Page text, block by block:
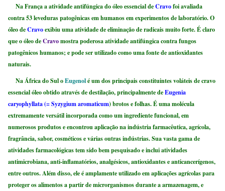
Na França a atividade antifúngica do óleo essencial deCravofoi avaliada
contra 53 leveduras patogênicas em humanos em experimentos de laboratório. O
óleo deCravoexibiu uma atividade de eliminação de radicais muito forte. É claro
que o óleo deCravomostra poderosa atividade antifúngica contra fungos
patogênicos humanos; e pode ser utilizado como uma fonte de antioxidantes
naturais.
Na África do Sul oEugenolé um dos principais constituintes voláteis de cravo
essencial óleo obtido através de destilação, principalmente deEugenia
caryophyllata (= Syzygium aromaticum) brotos e folhas. É uma molécula
extremamente versátil incorporada como um ingrediente funcional, em
numerosos produtos e encontrou aplicação na indústria farmacêutica, agrícola,
fragrância, sabor, cosméticos e várias outras indústrias. Sua vasta gama de
atividades farmacológicas tem sido bem pesquisado e inclui atividades
antimicrobiana, anti-inflamatórios, analgésicos, antioxidantes e anticancerígenos,
entre outros. Além disso, ele é amplamente utilizado em aplicações agrícolas para
proteger os alimentos a partir de microrganismos durante a armazenagem, e